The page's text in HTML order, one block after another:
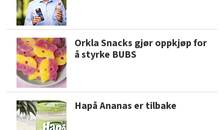
Orkla Snacks gjør oppkjøp for
å styrke BUBS
Hapå Ananas er tilbake